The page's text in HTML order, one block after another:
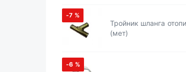
-7 %
Тройник шланга
(мет)
-6 %